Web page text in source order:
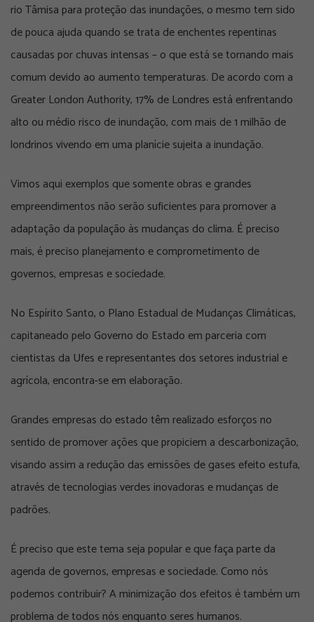
rio Tâmisa para proteção das inundações, o mesmo tem sido
de pouca ajuda quando se trata de enchentes repentinas
causadas por chuvas intensas – o que está se tornando mais
comum devido ao aumento temperaturas. De acordo com a
Greater London Authority, 17% de Londres está enfrentando
alto ou médio risco de inundação, com mais de 1 milhão de
londrinos vivendo em uma planície sujeita a inundação.
Vimos aqui exemplos que somente obras e grandes
empreendimentos não serão suficientes para promover a
adaptação da população às mudanças do clima. É preciso
mais, é preciso planejamento e comprometimento de
governos, empresas e sociedade.
No Espírito Santo, o Plano Estadual de Mudanças Climáticas,
capitaneado pelo Governo do Estado em parceria com
cientistas da Ufes e representantes dos setores industrial e
agrícola, encontra-se em elaboração.
Grandes empresas do estado têm realizado esforços no
sentido de promover ações que propiciem a descarbonização,
visando assim a redução das emissões de gases efeito estufa,
através de tecnologias verdes inovadoras e mudanças de
padrões.
É preciso que este tema seja popular e que faça parte da
agenda de governos, empresas e sociedade. Como nós
podemos contribuir? A minimização dos efeitos é também um
problema de todos nós enquanto seres humanos.